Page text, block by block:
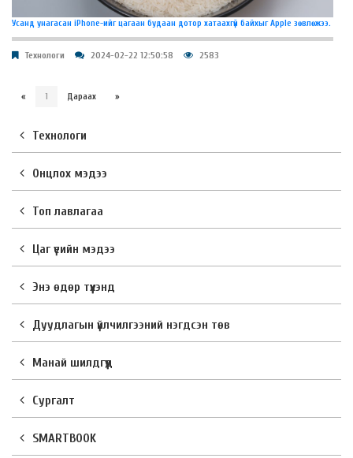
Усанд унагасан iPhone-ийг цагаан будаан дотор хатаахгүй байхыг Apple зөвлөжээ.
Технологи 2024-02-22 12:50:58 2583
« 1 Дараах »
Технологи
Онцлох мэдээ
Топ лавлагаа
Цаг үеийн мэдээ
Энэ өдөр түүхэнд
Дуудлагын үйлчилгээний нэгдсэн төв
Манай шилдгүүд
Сургалт
SMARTBOOK